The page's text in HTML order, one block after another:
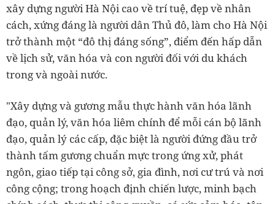
xây dựng người Hà Nội cao về trí tuệ, đẹp về nhân
cách, xứng đáng là người dân Thủ đô, làm cho Hà Nội
trở thành một “đô thị đáng sống”, điểm đến hấp dẫn
về lịch sử, văn hóa và con người đối với du khách
trong và ngoài nước.
"Xây dựng và gương mẫu thực hành văn hóa lãnh
đạo, quản lý, văn hóa liêm chính để mỗi cán bộ lãnh
đạo, quản lý các cấp, đặc biệt là người đứng đầu trở
thành tấm gương chuẩn mực trong ứng xử, phát
ngôn, giao tiếp tại công sở, gia đình, nơi cư trú và nơi
công cộng; trong hoạch định chiến lược, minh bạch